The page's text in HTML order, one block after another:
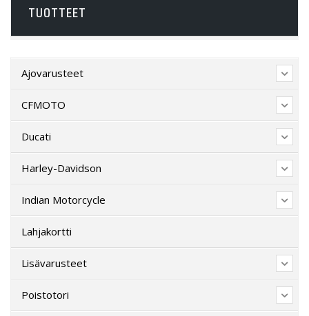
TUOTTEET
Ajovarusteet
CFMOTO
Ducati
Harley-Davidson
Indian Motorcycle
Lahjakortti
Lisävarusteet
Poistotori